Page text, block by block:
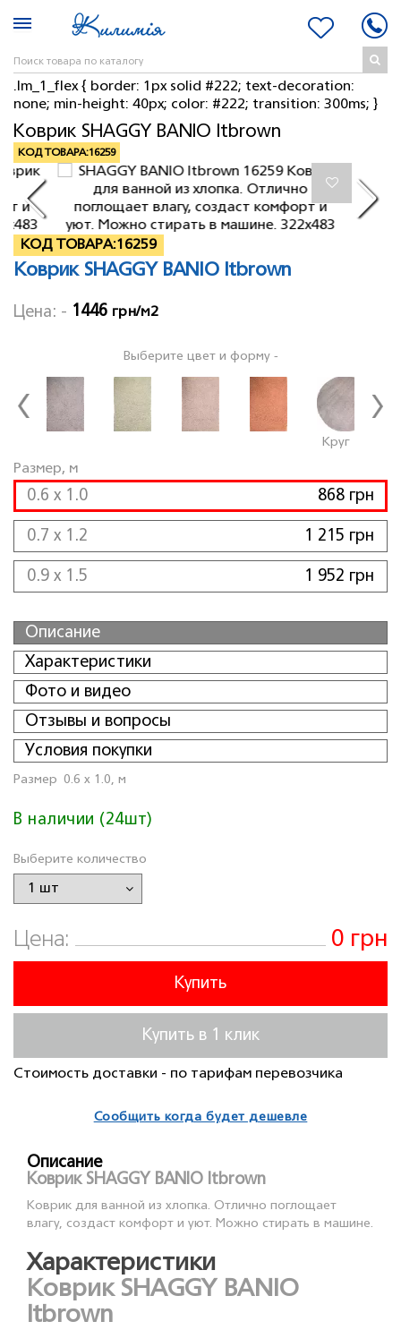
.lm_1_flex { border: 1px solid #222; text-decoration:
none; min-height: 40px; color: #222; transition: 300ms; }
Коврик SHAGGY BANIO ltbrown
КОД ТОВАРА:16259
КОД ТОВАРА:16259
Коврик SHAGGY BANIO ltbrown
Цена: - 1446 грн/м2
Размер, м
0.6 x 1.0 868 грн
0.7 x 1.2 1 215 грн
0.9 x 1.5 1 952 грн
Выберите цвет и форму -
Круг
Описание
Характеристики
Фото и видео
Отзывы и вопросы
Условия покупки
Размер 0.6 x 1.0, м
В наличии (24шт)
Выберите количество
Цена: 0 грн
Купить
Купить в 1 клик
Стоимость доставки - по тарифам перевозчика
Сообщить когда будет дешевле
Описание
Коврик SHAGGY BANIO ltbrown
Коврик для ванной из хлопка. Отлично поглощает
влагу, создаст комфорт и уют. Можно стирать в машине.
Характеристики
Коврик SHAGGY BANIO
ltbrown